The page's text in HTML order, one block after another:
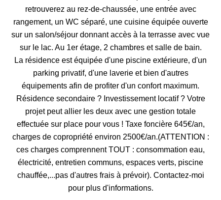
retrouverez au rez-de-chaussée, une entrée avec
rangement, un WC séparé, une cuisine équipée ouverte
sur un salon/séjour donnant accès à la terrasse avec vue
sur le lac. Au 1er étage, 2 chambres et salle de bain.
La résidence est équipée d'une piscine extérieure, d'un
parking privatif, d'une laverie et bien d'autres
équipements afin de profiter d'un confort maximum.
Résidence secondaire ? Investissement locatif ? Votre
projet peut allier les deux avec une gestion totale
effectuée sur place pour vous ! Taxe foncière 645€/an,
charges de copropriété environ 2500€/an.(ATTENTION :
ces charges comprennent TOUT : consommation eau,
électricité, entretien communs, espaces verts, piscine
chauffée,...pas d'autres frais à prévoir). Contactez-moi
pour plus d'informations.